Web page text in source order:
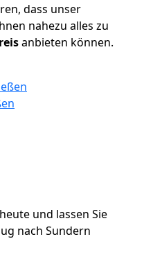
dass unser
nahezu alles zu
anbieten können.
und lassen Sie
nach Sundern